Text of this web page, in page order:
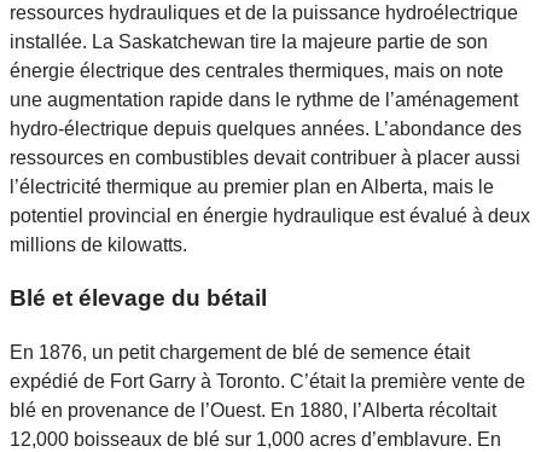
ressources hydrauliques et de la puissance hydroélectrique
installée. La Saskatchewan tire la majeure partie de son
énergie électrique des centrales thermiques, mais on note
une augmentation rapide dans le rythme de l’aménagement
hydro-électrique depuis quelques années. L’abondance des
ressources en combustibles devait contribuer à placer aussi
l’électricité thermique au premier plan en Alberta, mais le
potentiel provincial en énergie hydraulique est évalué à deux
millions de kilowatts.
Blé et élevage du bétail
En 1876, un petit chargement de blé de semence était
expédié de Fort Garry à Toronto. C’était la première vente de
blé en provenance de l’Ouest. En 1880, l’Alberta récoltait
12,000 boisseaux de blé sur 1,000 acres d’emblavure. En